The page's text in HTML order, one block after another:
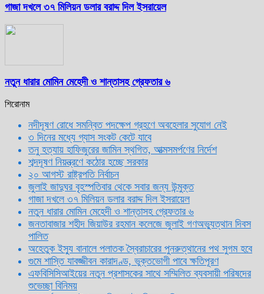
গাজা দখলে ৩৭ মিলিয়ন ডলার বরাদ্দ দিল ইসরায়েল
নতুন ধারার মোমিন মেহেদী ও শান্তাসহ গ্রেফতার ৬
শিরোনাম
নদীদূষণ রোধে সমন্বিত পদক্ষেপ গ্রহণে অবহেলার সুযোগ নেই
৩ দিনের মধ্যে গ্যাস সংকট কেটে যাবে
তনু হত্যায় হাফিজুরের জামিন স্থগিত, আত্মসমর্পণের নির্দেশ
শব্দদূষণ নিয়ন্ত্রণে কঠোর হচ্ছে সরকার
২০ আগস্ট রাষ্ট্রপতি নির্বাচন
জুলাই জাদুঘর বৃহস্পতিবার থেকে সবার জন্য উন্মুক্ত
গাজা দখলে ৩৭ মিলিয়ন ডলার বরাদ্দ দিল ইসরায়েল
নতুন ধারার মোমিন মেহেদী ও শান্তাসহ গ্রেফতার ৬
জনতাবাজার শহীদ জিয়াউর রহমান কলেজে জুলাই গণঅভ্যুত্থান দিবস
পালিত
অহেতুক ইস্যু বানালে পলাতক স্বৈরাচারের পুনরুত্থানের পথ সুগম হবে
গুমে শাস্তি যাবজ্জীবন কারাদণ্ড, ভুক্তভোগী পাবে ক্ষতিপূরণ
এফবিসিসিআইয়ের নতুন প্রশাসকের সাথে সম্মিলিত ব্যবসায়ী পরিষদের
শুভেচ্ছা বিনিময়